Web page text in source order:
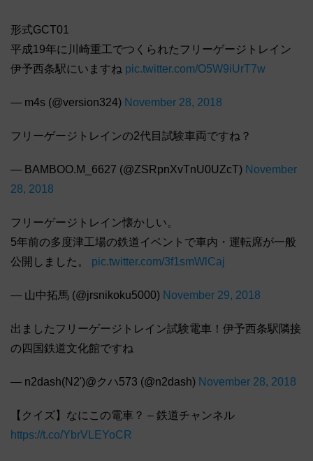
形式GCT01
平成19年に川崎重工でつくられたフリーゲージトレイン
伊予西条駅にいますね pic.twitter.com/O5W9iUrT7w
— m4s (@version324) November 28, 2018
フリーゲージトレインの2代目試験車両ですね？
— BAMBOO.M_6627 (@ZSRpnXvTnU0UZcT) November
28, 2018
フリーゲージトレイン懐かしい。
5年前の多度津工場の鉄道イベントで車内・運転席が一般
公開しました。 pic.twitter.com/3f1smWlCaj
— 山中拓馬 (@jrsnikoku5000) November 29, 2018
出ましたフリーゲージトレイン試験電車！伊予西条駅隣接
の四国鉄道文化館ですね
— n2dash(N2')@クハ573 (@n2dash) November 28, 2018
【クイズ】なにこの電車？ – 鉄道チャンネル
https://t.co/YbrVLEYoCR